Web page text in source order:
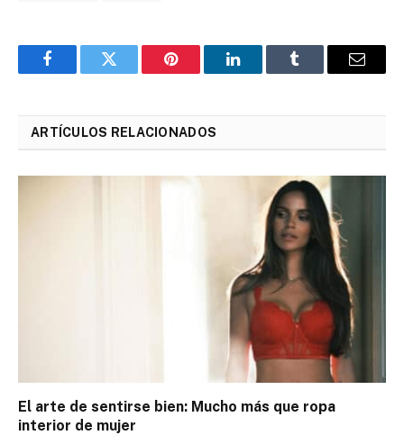
FacebookTwitter Pinterest LinkedInTumblr Email
ARTÍCULOS RELACIONADOS
El arte de sentirse bien: Mucho más que ropa
interior de mujer